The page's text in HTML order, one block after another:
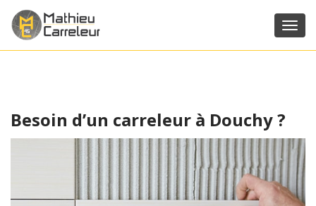
Besoin d’un carreleur à Douchy ?